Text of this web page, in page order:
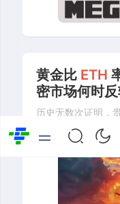
黄金比 ETH
密市场何时反
历史无数次证明，
01-27 08:26 (6个